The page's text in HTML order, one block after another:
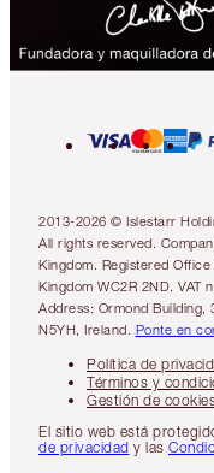
2013-2026 © Islestarr
All rights reserved.
Kingdom. Registered
Kingdom WC2R 2ND. VAT
Address: Ormond Building,
N5YH, Ireland. Ponte en
Política de
Términos y
Gestión de
El sitio web está
de privacidad y las